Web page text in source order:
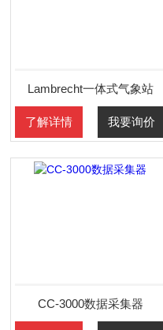
Lambrecht一体式气象站
了解详情 我要询价
CC-3000数据采集器